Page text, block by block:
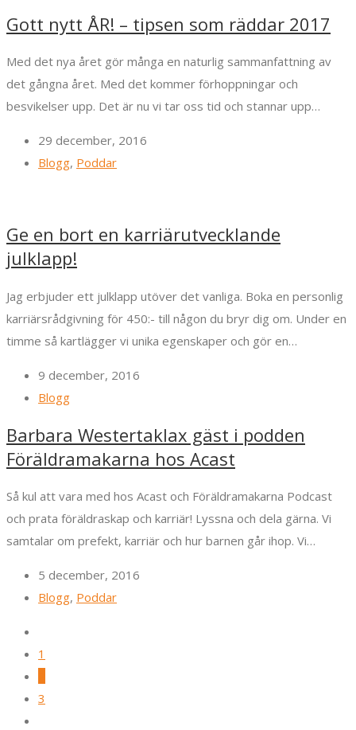
Gott nytt ÅR! – tipsen som räddar 2017
Med det nya året gör många en naturlig sammanfattning av
det gångna året. Med det kommer förhoppningar och
besvikelser upp. Det är nu vi tar oss tid och stannar upp…
29 december, 2016
Blogg, Poddar
Ge en bort en karriärutvecklande
julklapp!
Jag erbjuder ett julklapp utöver det vanliga. Boka en personlig
karriärsrådgivning för 450:- till någon du bryr dig om. Under en
timme så kartlägger vi unika egenskaper och gör en…
9 december, 2016
Blogg
Barbara Westertaklax gäst i podden
Föräldramakarna hos Acast
Så kul att vara med hos Acast och Föräldramakarna Podcast
och prata föräldraskap och karriär! Lyssna och dela gärna. Vi
samtalar om prefekt, karriär och hur barnen går ihop. Vi…
5 december, 2016
Blogg, Poddar
1
3